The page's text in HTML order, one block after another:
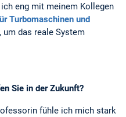
eng mit meinem Kollegen
Turbomaschinen und
um das reale System
Sie in der Zukunft?
fühle ich mich stark